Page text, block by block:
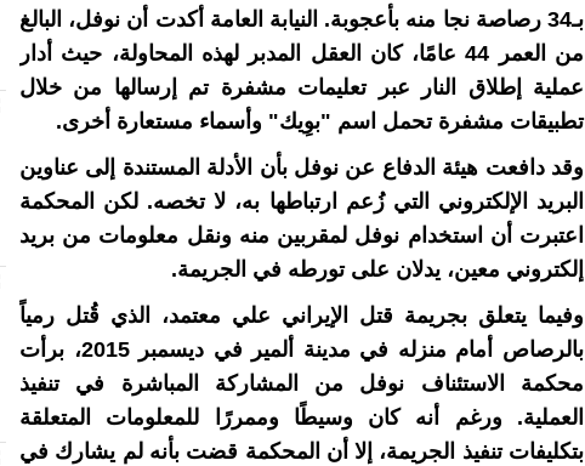
بـ34 رصاصة نجا منه بأعجوبة. النيابة العامة أكدت أن نوفل، البالغ
من العمر 44 عامًا، كان العقل المدبر لهذه المحاولة، حيث أدار
عملية إطلاق النار عبر تعليمات مشفرة تم إرسالها من خلال
تطبيقات مشفرة تحمل اسم "بوِيك" وأسماء مستعارة أخرى.
وقد دافعت هيئة الدفاع عن نوفل بأن الأدلة المستندة إلى عناوين
البريد الإلكتروني التي زُعم ارتباطها به، لا تخصه. لكن المحكمة
اعتبرت أن استخدام نوفل لمقربين منه ونقل معلومات من بريد
إلكتروني معين، يدلان على تورطه في الجريمة.
وفيما يتعلق بجريمة قتل الإيراني علي معتمد، الذي قُتل رمياً
بالرصاص أمام منزله في مدينة ألمير في ديسمبر 2015، برأت
محكمة الاستئناف نوفل من المشاركة المباشرة في تنفيذ
العملية. ورغم أنه كان وسيطًا وممررًا للمعلومات المتعلقة
بتكليفات تنفيذ الجريمة، إلا أن المحكمة قضت بأنه لم يشارك في